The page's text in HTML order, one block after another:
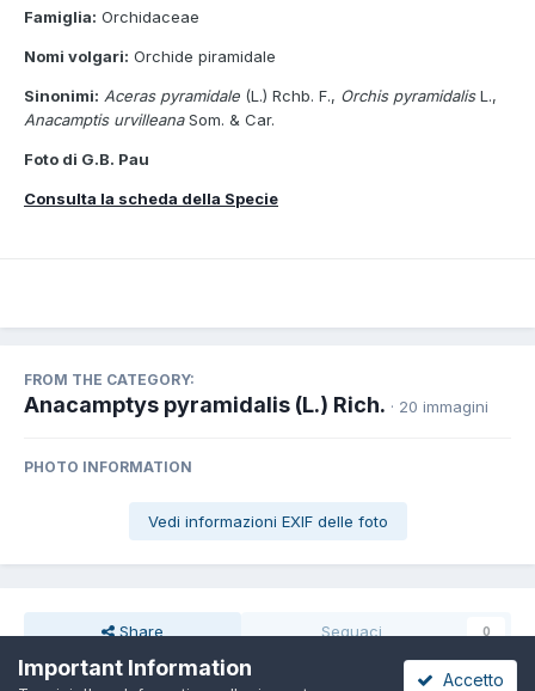
Famiglia: Orchidaceae
Nomi volgari: Orchide piramidale
Sinonimi: Aceras pyramidale (L.) Rchb. F., Orchis pyramidalisL.,
Anacamptis urvilleanaSom. & Car.
Foto di G.B. Pau
Consulta la scheda della Specie
FROM THE CATEGORY:
Anacamptys pyramidalis (L.) Rich. · 20 immagini
PHOTO INFORMATION
Vedi informazioni EXIF delle foto
Share Seguaci 0
Important Information Accetto